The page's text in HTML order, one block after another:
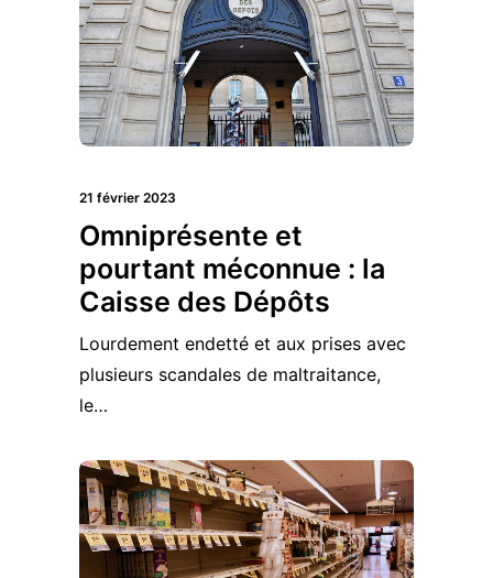
21 février 2023
Omniprésente et
pourtant méconnue : la
Caisse des Dépôts
Lourdement endetté et aux prises avec
plusieurs scandales de maltraitance,
le…